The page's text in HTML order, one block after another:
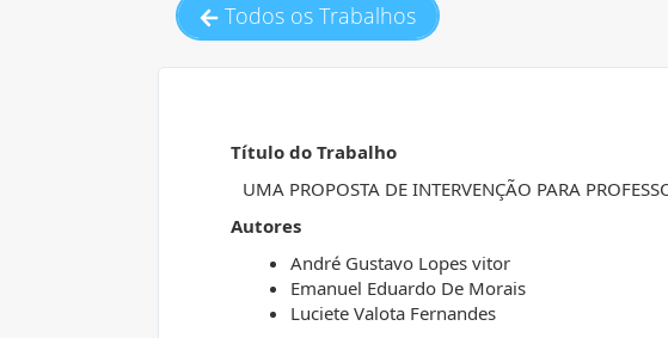
Todos os Trabalhos
Título do Trabalho
UMA PROPOSTA DE INTERVENÇÃO PARA
Autores
André Gustavo Lopes vitor
Emanuel Eduardo De Morais
Luciete Valota Fernandes